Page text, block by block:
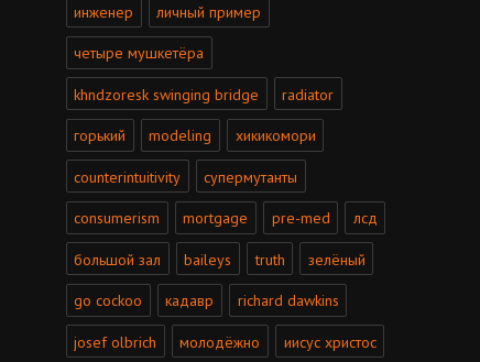
инженер личный пример
четыре мушкетёра
khndzoresk swinging bridge radiator
горький modeling хикикомори
counterintuitivity супермутанты
consumerism mortgage pre-med лсд
большой зал baileys truth зелёный
go cockoo кадавр richard dawkins
josef olbrich молодёжно иисус христос